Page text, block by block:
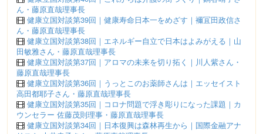
ん・藤原直哉理事長
健康立国対談第39回｜健康寿命日本一をめざす｜襧冝田政信さ
ん・藤原直哉理事長
健康立国対談第38回｜エネルギー自立で日本はよみがえる｜山
田敏雅さん・藤原直哉理事長
健康立国対談第37回｜アロマの未来を切り拓く｜川人紫さん・
藤原直哉理事長
健康立国対談第36回｜うっとこのお薬師さんは｜エッセイスト
高田都耶子さん・藤原直哉理事長
健康立国対談第35回｜コロナ問題で浮き彫りになった課題｜カ
ウンセラー 佐藤茂則理事・藤原直哉理事長
健康立国対談第34回｜日本復興は森林再生から｜国際金融アナ